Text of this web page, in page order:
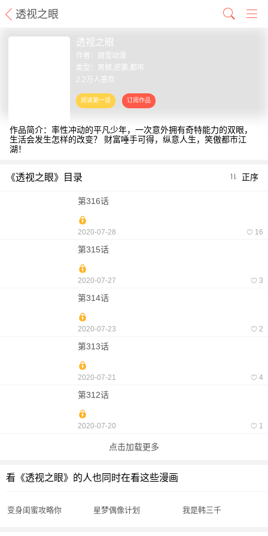
透视之眼
透视之眼
作者：
踏雪动漫
类型：男频,逆袭,都市
2.2万人喜欢
作品简介：率性冲动的平凡少年，一次意外拥有奇特能力的双眼，
生活会发生怎样的改变？ 财富唾手可得，纵意人生，笑傲都市江
湖！
《透视之眼》目录 正序
第316话
2020-07-28 16
第315话
2020-07-27 3
第314话
2020-07-23 2
第313话
2020-07-21 4
第312话
2020-07-20 1
点击加载更多
看《透视之眼》的人也同时在看这些漫画
变身闺蜜攻略你 星梦偶像计划 我是韩三千